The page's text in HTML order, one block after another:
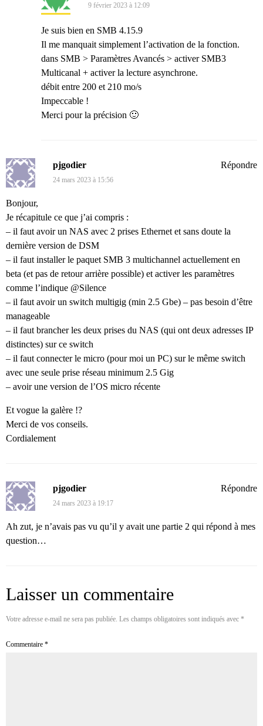
9 février 2023 à 12:09
Je suis bien en SMB 4.15.9
Il me manquait simplement l’activation de la fonction.
dans SMB > Paramètres Avancés > activer SMB3
Multicanal + activer la lecture asynchrone.
débit entre 200 et 210 mo/s
Impeccable !
Merci pour la précision 🙂
pjgodier
24 mars 2023 à 15:56
Bonjour,
Je récapitule ce que j’ai compris :
– il faut avoir un NAS avec 2 prises Ethernet et sans doute la
dernière version de DSM
– il faut installer le paquet SMB 3 multichannel actuellement en
beta (et pas de retour arrière possible) et activer les paramètres
comme l’indique @Silence
– il faut avoir un switch multigig (min 2.5 Gbe) – pas besoin d’être
manageable
– il faut brancher les deux prises du NAS (qui ont deux adresses IP
distinctes) sur ce switch
– il faut connecter le micro (pour moi un PC) sur le même switch
avec une seule prise réseau minimum 2.5 Gig
– avoir une version de l’OS micro récente
Et vogue la galère !?
Merci de vos conseils.
Cordialement
Répondre
pjgodier
24 mars 2023 à 19:17
Ah zut, je n’avais pas vu qu’il y avait une partie 2 qui répond à mes
question…
Répondre
Laisser un commentaire
Votre adresse e-mail ne sera pas publiée. Les champs obligatoires sont indiqués avec *
Commentaire *